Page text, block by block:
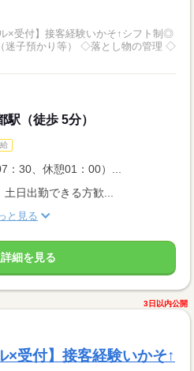
×受付】接客経験いかそ↑シフト制◎
（徒歩 5分）
30、休憩01：00）...
日出勤できる方歓...
と見る
細を見る
3日以内公開
×受付】接客経験いかそ↑